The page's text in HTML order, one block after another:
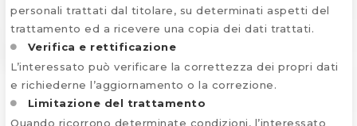
personali trattati dal titolare, su determinati aspetti del
trattamento ed a ricevere una copia dei dati trattati.
Verifica e rettificazione
L’interessato può verificare la correttezza dei propri dati
e richiederne l’aggiornamento o la correzione.
Limitazione del trattamento
Quando ricorrono determinate condizioni, l’interessato